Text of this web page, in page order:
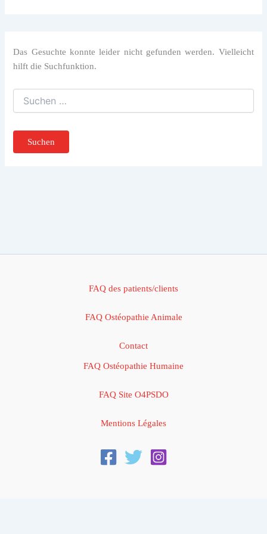
Das Gesuchte konnte leider nicht gefunden werden. Vielleicht
hilft die Suchfunktion.
Suchen
nach:
FAQ des patients/clients
FAQ Ostéopathie Animale
Contact
FAQ Ostéopathie Humaine
FAQ Site O4PSDO
Mentions Légales